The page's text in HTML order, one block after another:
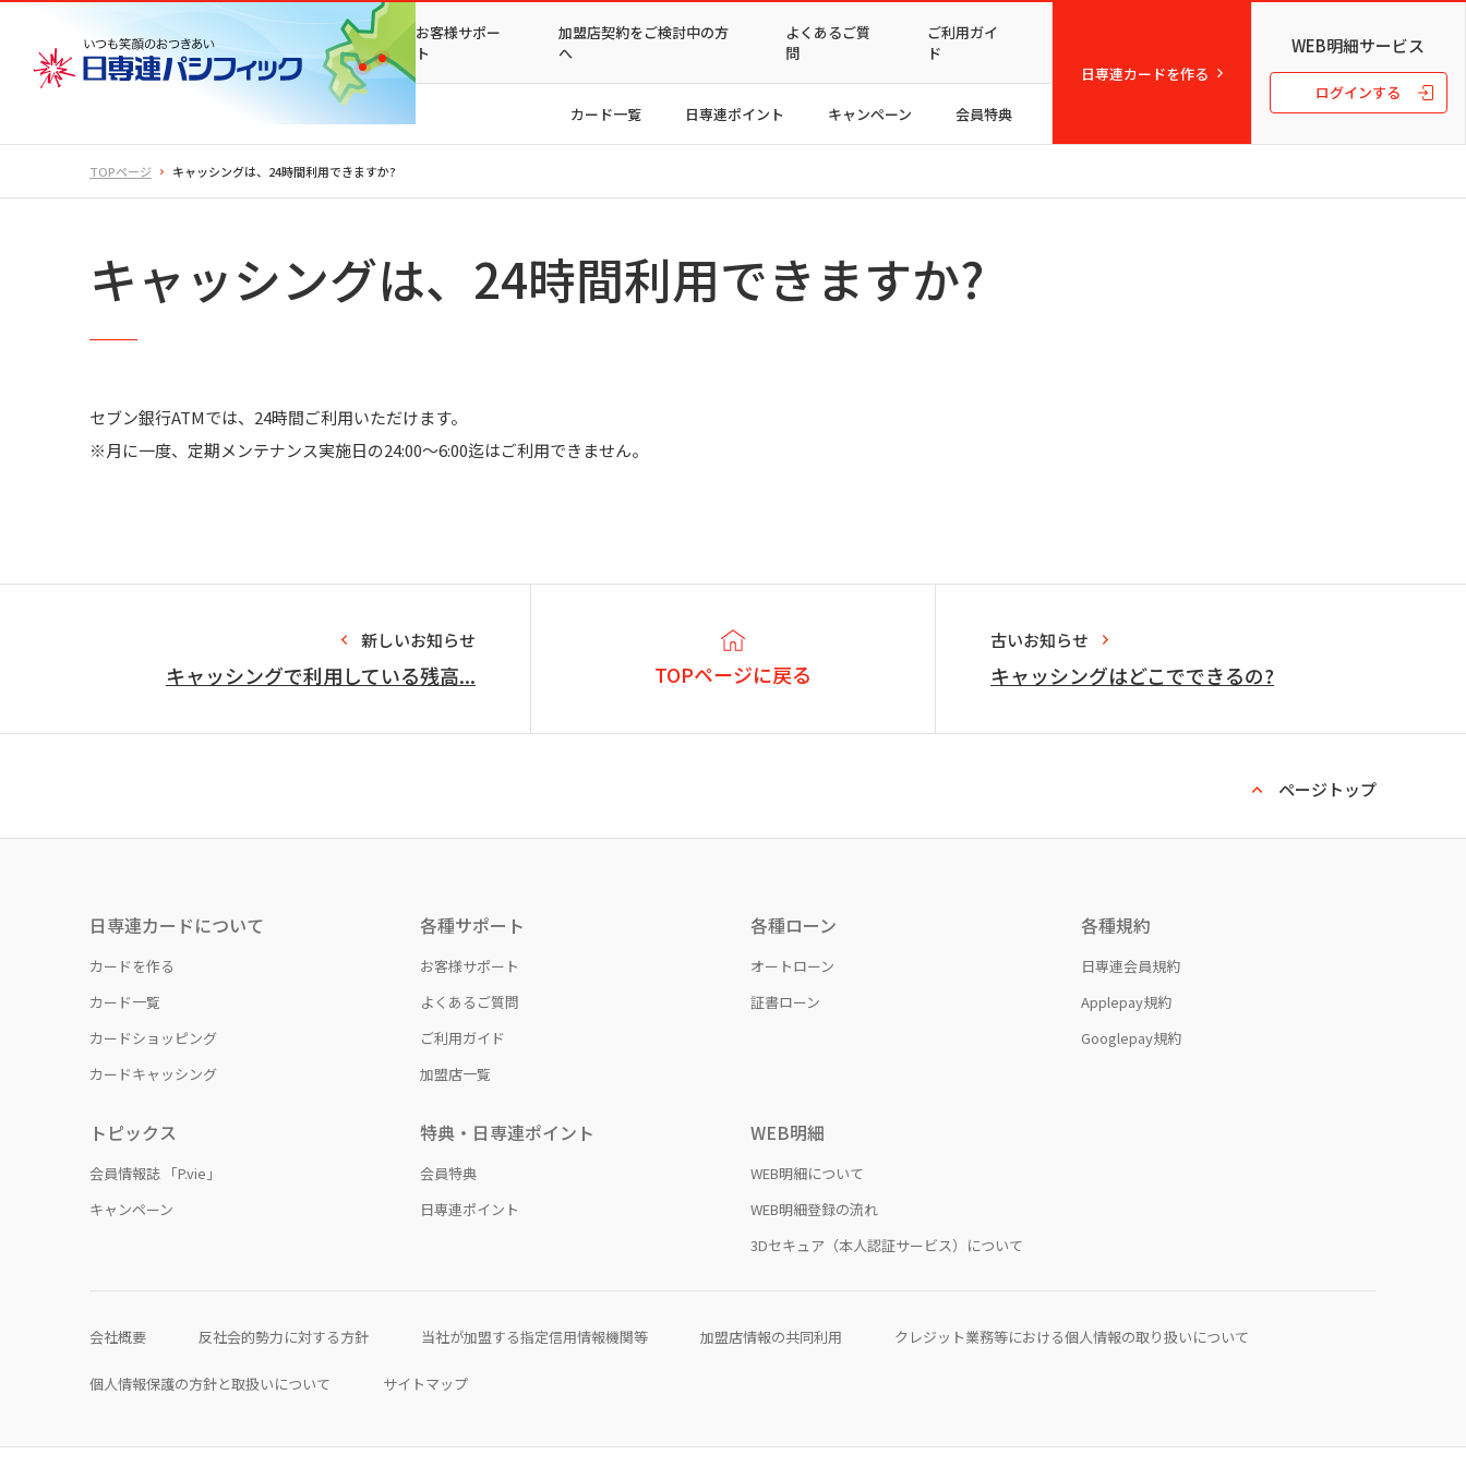
お客様サポー
ト
加盟店契約をご検討中の方
へ
よくあるご質
問
ご利用ガイ
ド
カード一覧 日専連ポイント キャンペーン 会員特典
日専連カードを作る
WEB明細サービス
ログインする
TOPページ キャッシングは、24時間利用できますか?
キャッシングは、24時間利用できますか?
セブン銀行ATMでは、24時間ご利用いただけます。
※月に一度、定期メンテナンス実施日の24:00〜6:00迄はご利用できません。
新しいお知らせ
キャッシングで利用している残高... TOPページに戻る
古いお知らせ
キャッシングはどこでできるの?
ページトップ
日専連カードについて
カードを作る
カード一覧
カードショッピング
カードキャッシング
各種サポート
お客様サポート
よくあるご質問
ご利用ガイド
加盟店一覧
各種ローン
オートローン
証書ローン
各種規約
日専連会員規約
Applepay規約
Googlepay規約
トピックス
会員情報誌 「P.vie」
キャンペーン
特典・日専連ポイント
会員特典
日専連ポイント
WEB明細
WEB明細について
WEB明細登録の流れ
3Dセキュア（本人認証サービス）について
会社概要 反社会的勢力に対する方針 当社が加盟する指定信用情報機関等 加盟店情報の共同利用 クレジット業務等における個人情報の取り扱いについて
個人情報保護の方針と取扱いについて サイトマップ